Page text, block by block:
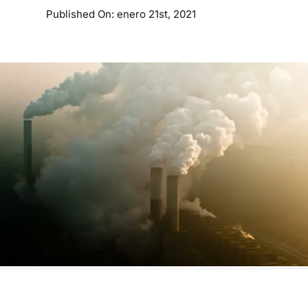
Published On: enero 21st, 2021